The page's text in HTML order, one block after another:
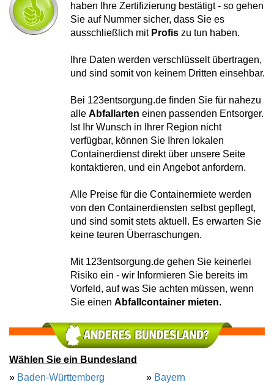
haben Ihre Zertifizierung bestätigt - so gehen
Sie auf Nummer sicher, dass Sie es
ausschließlich mit Profis zu tun haben.
Ihre Daten werden verschlüsselt übertragen,
und sind somit von keinem Dritten einsehbar.
Bei 123entsorgung.de finden Sie für nahezu
alle Abfallarten einen passenden Entsorger.
Ist Ihr Wunsch in Ihrer Region nicht
verfügbar, können Sie Ihren lokalen
Containerdienst direkt über unsere Seite
kontaktieren, und ein Angebot anfordern.
Alle Preise für die Containermiete werden
von den Containerdiensten selbst gepflegt,
und sind somit stets aktuell. Es erwarten Sie
keine teuren Überraschungen.
Mit 123entsorgung.de gehen Sie keinerlei
Risiko ein - wir Informieren Sie bereits im
Vorfeld, auf was Sie achten müssen, wenn
Sie einen Abfallcontainer mieten.
Wählen Sie ein Bundesland
» Baden-Württemberg
» Bayern